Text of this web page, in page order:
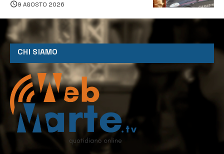
9 AGOSTO 2026
CHI SIAMO